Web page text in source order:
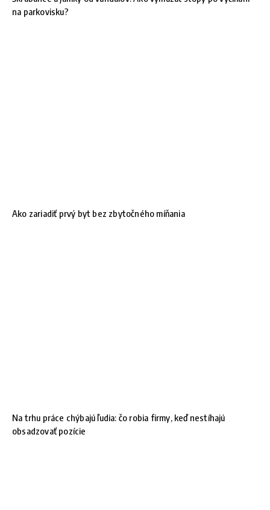
na parkovisku?
Ako zariadiť prvý byt bez zbytočného míňania
Na trhu práce chýbajú ľudia: čo robia firmy, keď nestíhajú
obsadzovať pozície